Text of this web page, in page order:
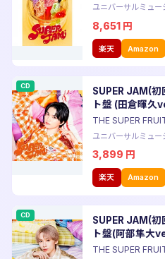
ユニバーサルミュー
8,651 円
楽天 Amazon
CD
SUPER JAM(初
ト盤 (田倉暉久
THE SUPER
ユニバーサルミュー
3,899 円
楽天 Amazon
CD
SUPER JAM(初
ト盤(阿部隼大
THE SUPER